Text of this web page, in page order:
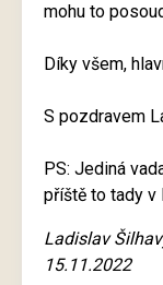
mohu to
Díky všem,
S pozdravem
PS: Jediná
příště to tady v
Ladislav
15.11.2022